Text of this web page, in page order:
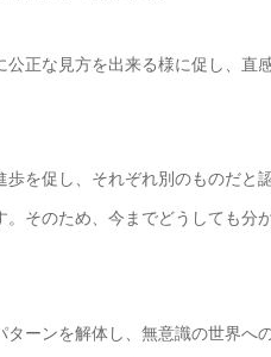
公正な見方を出来る様に促し、
歩を促し、それぞれ別のものだと
。そのため、今までどうしても
ターンを解体し、無意識の世界へ